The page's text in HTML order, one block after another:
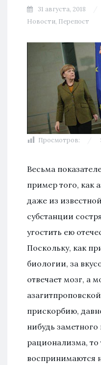
31 августа, 2018
Новости, Перепост
Просмотров:
Весьма
пример того, как
даже из
субстанции
угостить ею
Поскольку, как
биологии, за
отвечает мозг, а
прискорбию,
нибудь
рационализма,
воспринимаются